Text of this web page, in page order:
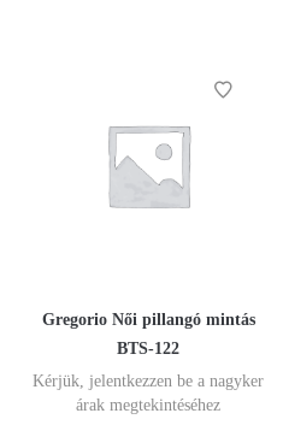
Gregorio Női pillangó mintás
BTS-122
Kérjük, jelentkezzen be a nagyker
árak megtekintéséhez